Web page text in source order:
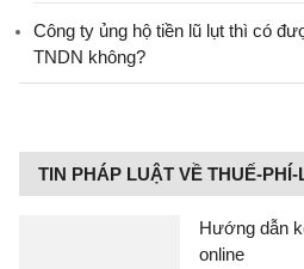
Công ty ủng hộ tiền lũ lụt thì có
TNDN không?
TIN PHÁP LUẬT VỀ THUẾ-PHÍ-
Hướng dẫn
online